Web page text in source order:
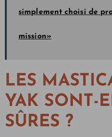
simplement choisi de
mission»
LES
YAK SONT-
SÛRES ?